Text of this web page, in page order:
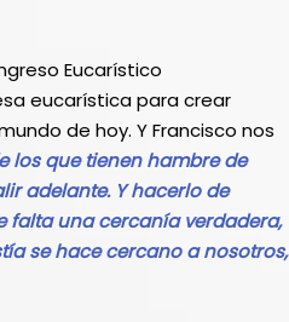
Eucarístico
eucarística para crear
de hoy. Y Francisco nos
los que tienen hambre de
adelante. Y hacerlo de
falta una cercanía verdadera,
se hace cercano a nosotros,